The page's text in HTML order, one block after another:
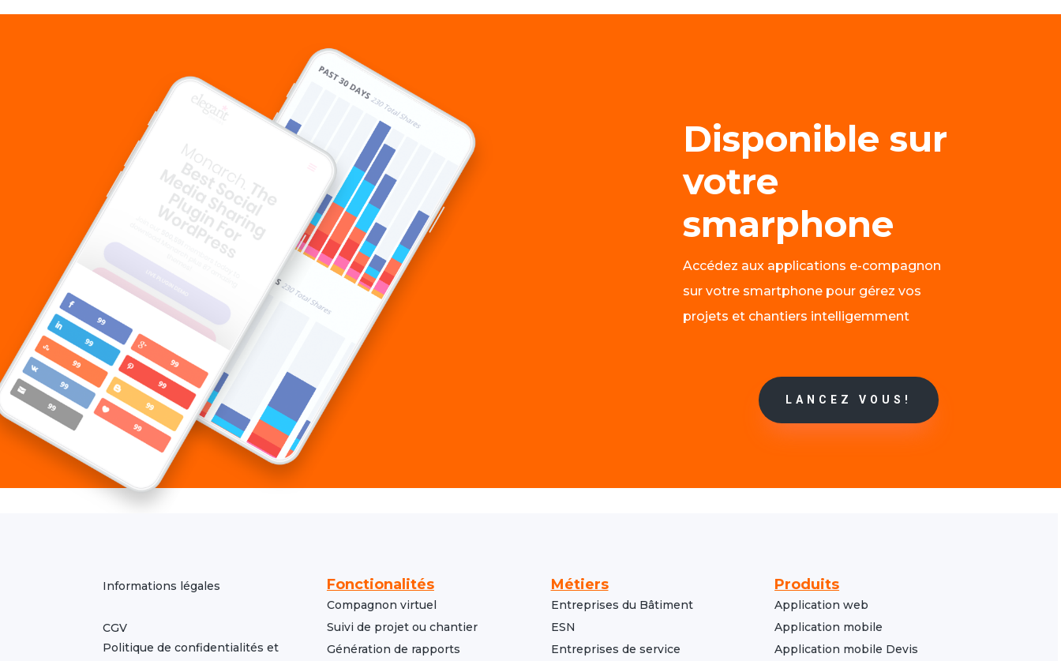
Disponible sur
votre
smarphone
Accédez aux applications e-compagnon
sur votre smartphone pour gérez vos
projets et chantiers intelligemment
LANCEZ VOUS!
Informations légales
CGV
Politique de confidentialités et
Fonctionalités
Compagnon virtuel
Suivi de projet ou chantier
Génération de rapports
Métiers
Entreprises du Bâtiment
ESN
Entreprises de service
Produits
Application web
Application mobile
Application mobile Devis